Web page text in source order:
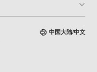
中国大陆/中文